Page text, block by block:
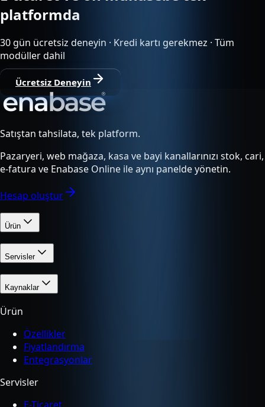
platformda
30 gün ücretsiz deneyin · Kredi kartı gerekmez · Tüm
modüller dahil
Ücretsiz Deneyin
Satıştan tahsilata, tek platform.
Pazaryeri, web mağaza, kasa ve bayi kanallarınızı stok, cari,
e-fatura ve Enabase Online ile aynı panelde yönetin.
Hesap oluştur
Ürün
Servisler
Kaynaklar
Ürün
Özellikler
Fiyatlandırma
Entegrasyonlar
Servisler
E-Ticaret